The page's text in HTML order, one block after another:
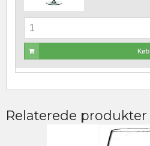
Køb
Relaterede produkter